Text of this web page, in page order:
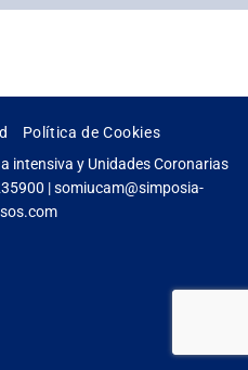
Política de Cookies
intensiva y Unidades Coronarias
| somiucam@simposia-